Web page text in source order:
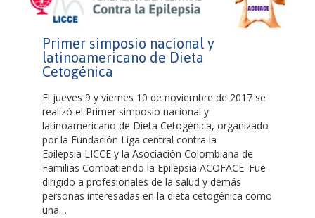
Primer simposio nacional y
latinoamericano de Dieta
Cetogénica
El jueves 9 y viernes 10 de noviembre de 2017 se
realizó el Primer simposio nacional y
latinoamericano de Dieta Cetogénica, organizado
por la Fundación Liga central contra la
Epilepsia LICCE y la Asociación Colombiana de
Familias Combatiendo la Epilepsia ACOFACE. Fue
dirigido a profesionales de la salud y demás
personas interesadas en la dieta cetogénica como
una…